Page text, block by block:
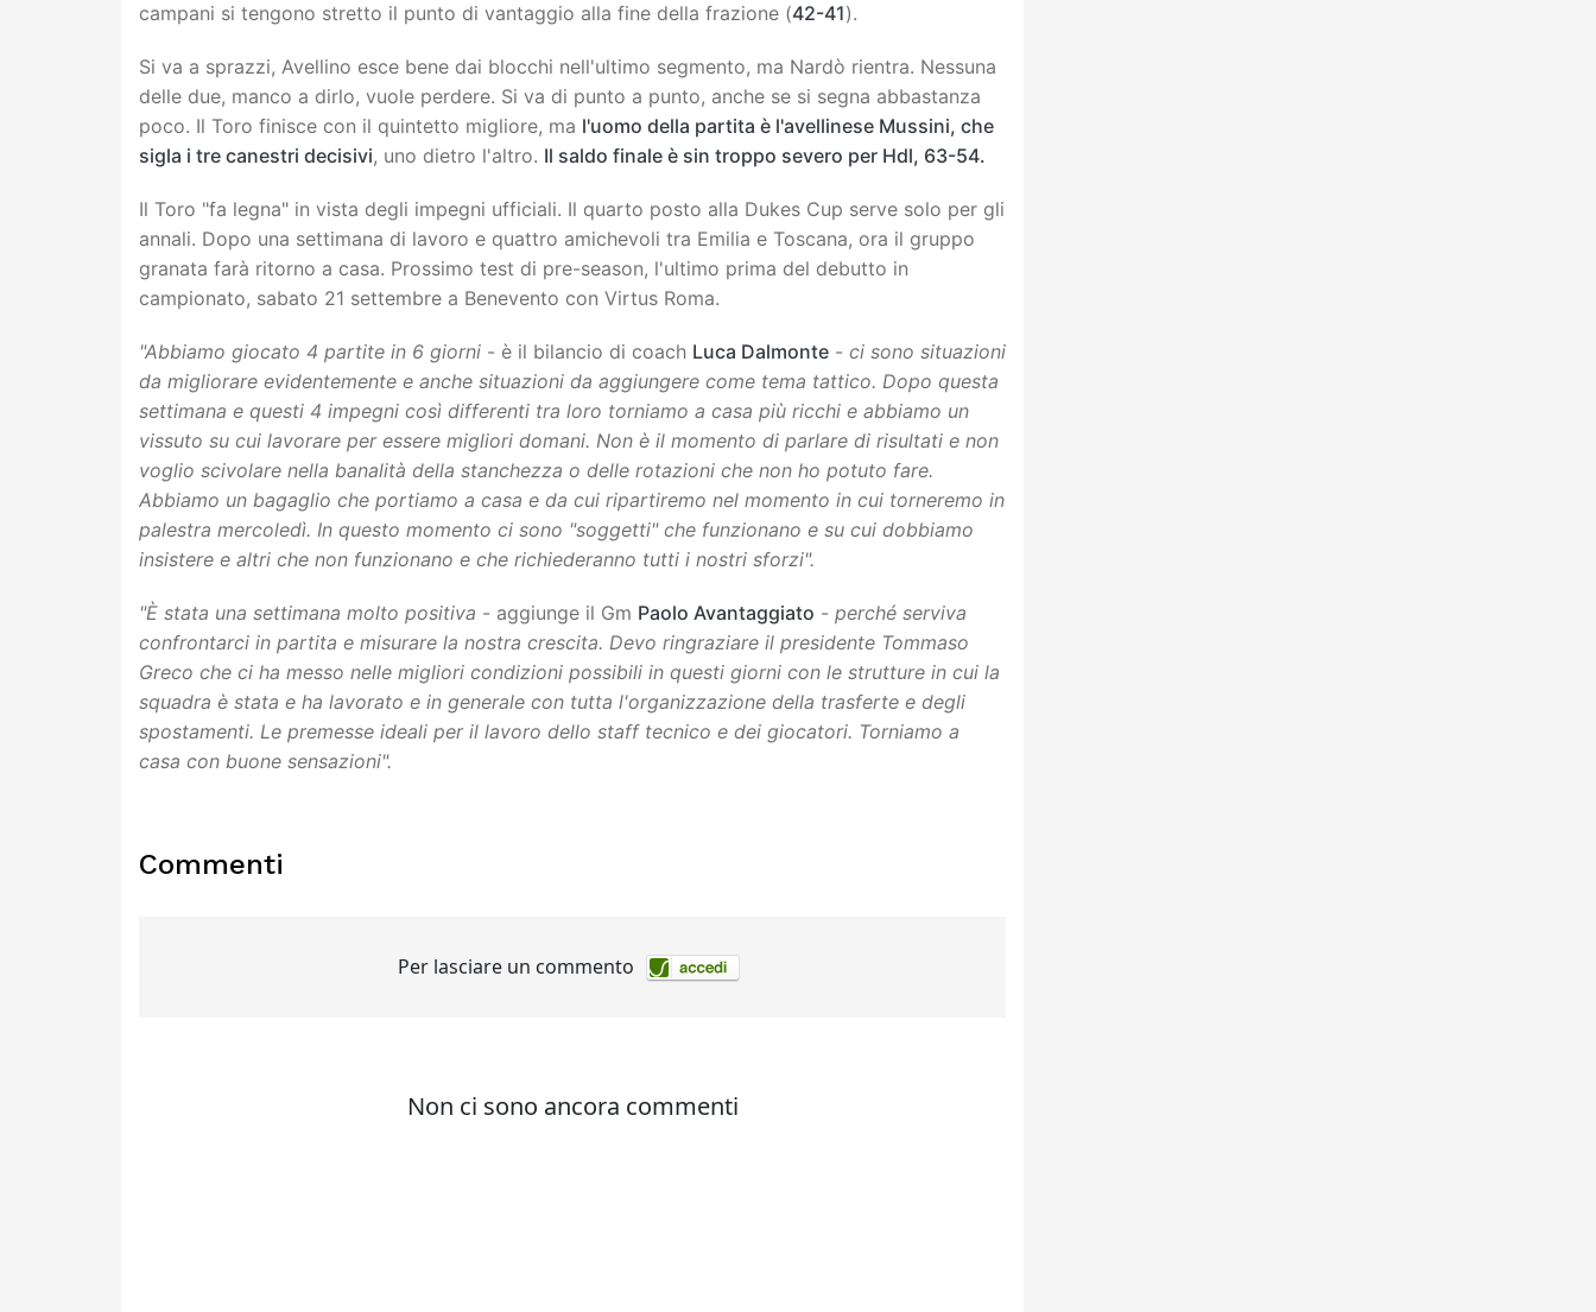
campani si tengono stretto il punto di vantaggio alla fine della frazione (42-41).
Si va a sprazzi, Avellino esce bene dai blocchi nell'ultimo segmento, ma Nardò rientra. Nessuna
delle due, manco a dirlo, vuole perdere. Si va di punto a punto, anche se si segna abbastanza
poco. Il Toro finisce con il quintetto migliore, ma l'uomo della partita è l'avellinese Mussini, che
sigla i tre canestri decisivi, uno dietro l'altro. Il saldo finale è sin troppo severo per Hdl, 63-54.
Il Toro "fa legna" in vista degli impegni ufficiali. Il quarto posto alla Dukes Cup serve solo per gli
annali. Dopo una settimana di lavoro e quattro amichevoli tra Emilia e Toscana, ora il gruppo
granata farà ritorno a casa. Prossimo test di pre-season, l'ultimo prima del debutto in
campionato, sabato 21 settembre a Benevento con Virtus Roma.
"Abbiamo giocato 4 partite in 6 giorni - è il bilancio di coach Luca Dalmonte - ci sono situazioni
da migliorare evidentemente e anche situazioni da aggiungere come tema tattico. Dopo questa
settimana e questi 4 impegni così differenti tra loro torniamo a casa più ricchi e abbiamo un
vissuto su cui lavorare per essere migliori domani. Non è il momento di parlare di risultati e non
voglio scivolare nella banalità della stanchezza o delle rotazioni che non ho potuto fare.
Abbiamo un bagaglio che portiamo a casa e da cui ripartiremo nel momento in cui torneremo in
palestra mercoledì. In questo momento ci sono "soggetti" che funzionano e su cui dobbiamo
insistere e altri che non funzionano e che richiederanno tutti i nostri sforzi".
"È stata una settimana molto positiva - aggiunge il Gm Paolo Avantaggiato - perché serviva
confrontarci in partita e misurare la nostra crescita. Devo ringraziare il presidente Tommaso
Greco che ci ha messo nelle migliori condizioni possibili in questi giorni con le strutture in cui la
squadra è stata e ha lavorato e in generale con tutta l'organizzazione della trasferte e degli
spostamenti. Le premesse ideali per il lavoro dello staff tecnico e dei giocatori. Torniamo a
casa con buone sensazioni".
Commenti